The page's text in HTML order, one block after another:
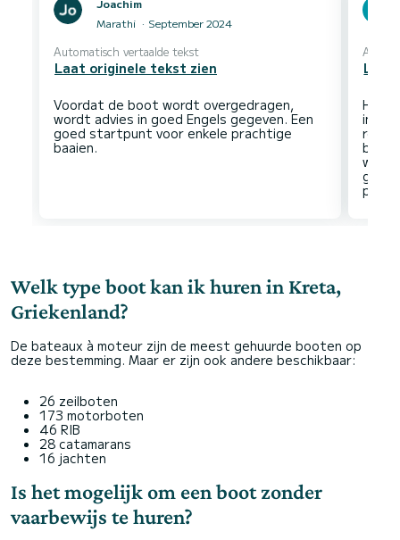
Joachim
Marathi
September 2024
Automatisch vertaalde tekst
Laat originele tekst zien
Voordat de boot wordt overgedragen,
wordt advies in goed Engels gegeven. Een
goed startpunt voor enkele prachtige
Laat
Het
bang
waar
Welk type boot kan ik huren in Kreta,
Griekenland?
De bateaux à moteur zijn de meest gehuurde booten op
deze bestemming. Maar er zijn ook andere beschikbaar:
26 zeilboten
173 motorboten
46 RIB
28 catamarans
16 jachten
Is het mogelijk om een boot zonder
vaarbewijs te huren?